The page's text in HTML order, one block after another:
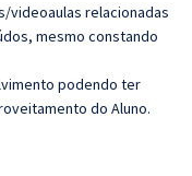
videoaulas relacionadas
mesmo constando
podendo ter
do Aluno.